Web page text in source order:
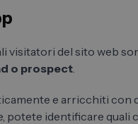
visitatori del sito web
o prospect.
e arricchiti con
potete identificare quali